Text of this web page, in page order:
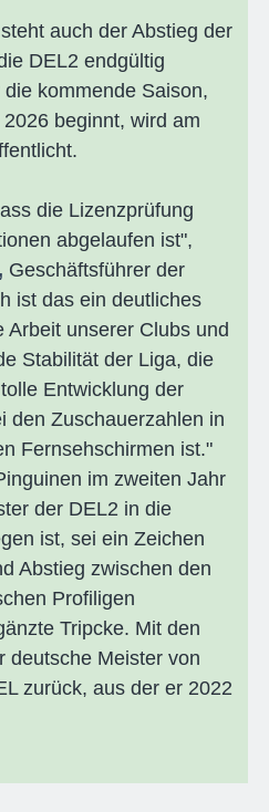
auch der Abstieg der
DEL2 endgültig
kommende Saison,
beginnt, wird am
die Lizenzprüfung
abgelaufen ist",
Geschäftsführer der
ist das ein deutliches
Arbeit unserer Clubs und
Stabilität der Liga, die
Entwicklung der
den Zuschauerzahlen in
Fernsehschirmen ist."
im zweiten Jahr
der DEL2 in die
ist, sei ein Zeichen
Abstieg zwischen den
Profiligen
Tripcke. Mit den
deutsche Meister von
zurück, aus der er 2022